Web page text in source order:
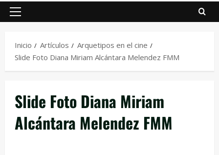
Inicio Artículos
Arquetipos en el cine
Slide Foto Diana Miriam Alcántara Melendez FMM
Slide Foto Diana Miriam
Alcántara Melendez FMM